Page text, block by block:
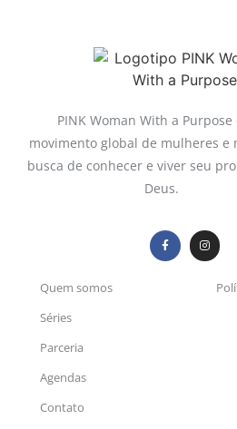
PINK Woman With a Purpose
movimento global de mulheres e
busca de conhecer e viver seu
Deus.
Quem somos
Séries
Parceria
Agendas
Contato